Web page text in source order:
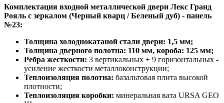
Комплектация входной металлической двери Лекс Гранд
Рояль с зеркалом (Черный кварц / Беленый дуб) - панель
№23:
Толщина холоднокатаной стали двери: 1,5 мм;
Толщина дверного полотна: 110 мм, короба: 125 мм;
Ребра жесткости: 3 вертикальных + 9 горизонтальных -
усиление жесткости металлоконструкции;
Теплоизоляция полотна: базальтовая плита высокой
плотности;
Теплоизоляция коробки: минеральная вата URSA GEO